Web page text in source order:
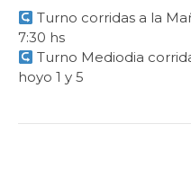
Turno corridas a la
7:30 hs
Turno Mediodia
hoyo 1 y 5